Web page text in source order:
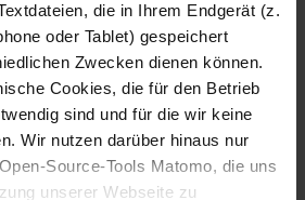
die in Ihrem Endgerät (z.
oder Tablet) gespeichert
Zwecken dienen können.
Cookies, die für den Betrieb
sind und für die wir keine
Wir nutzen darüber hinaus nur
Source-Tools Matomo, die uns
unserer Webseite zu
Fotografo: Lorenz
Sternbach
Download